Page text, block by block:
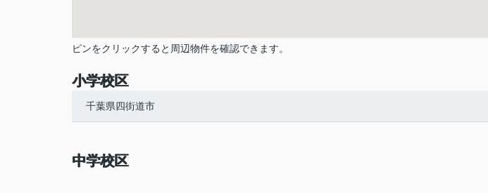
ピンをクリックすると周辺物件を確認できます。
小学校区
千葉県四街道市
中学校区